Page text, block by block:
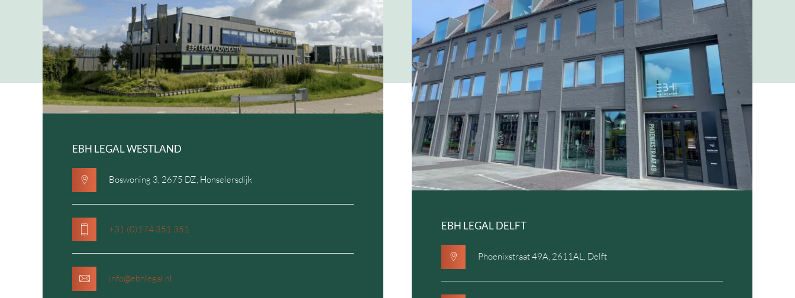
EBH LEGAL WESTLAND
Boswoning 3, 2675 DZ, Honselersdijk
+31 (0)174 351 351
info@ebhlegal.nl
EBH LEGAL DELFT
Phoenixstraat 49A, 2611AL, Delft